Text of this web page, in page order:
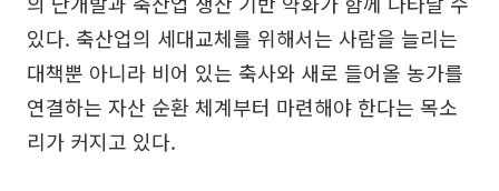
있다. 축산업의 세대교체를 위해서는 사람을 늘리는
대책뿐 아니라 비어 있는 축사와 새로 들어올 농가를
연결하는 자산 순환 체계부터 마련해야 한다는 목소
리가 커지고 있다.